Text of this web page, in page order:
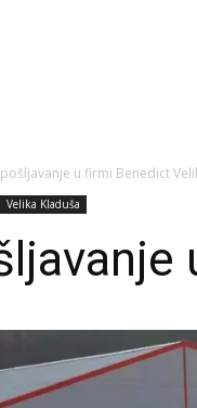
u firmi Benedict
Velika Kladuša